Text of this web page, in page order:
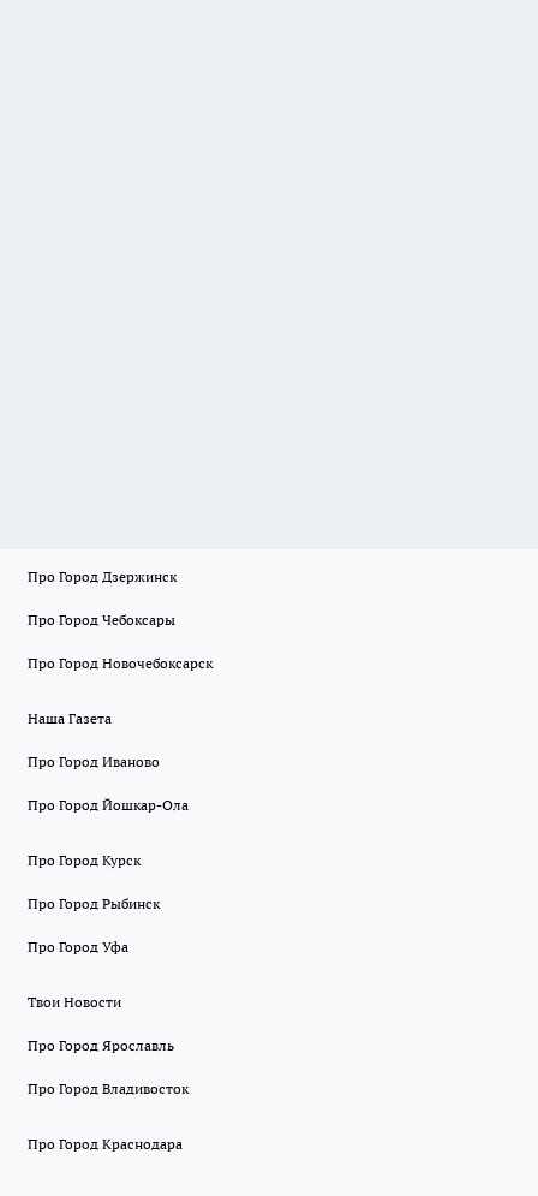
Про Город Дзержинск
Про Город Чебоксары
Про Город Новочебоксарск
Наша Газета
Про Город Иваново
Про Город Йошкар-Ола
Про Город Курск
Про Город Рыбинск
Про Город Уфа
Твои Новости
Про Город Ярославль
Про Город Владивосток
Про Город Краснодара